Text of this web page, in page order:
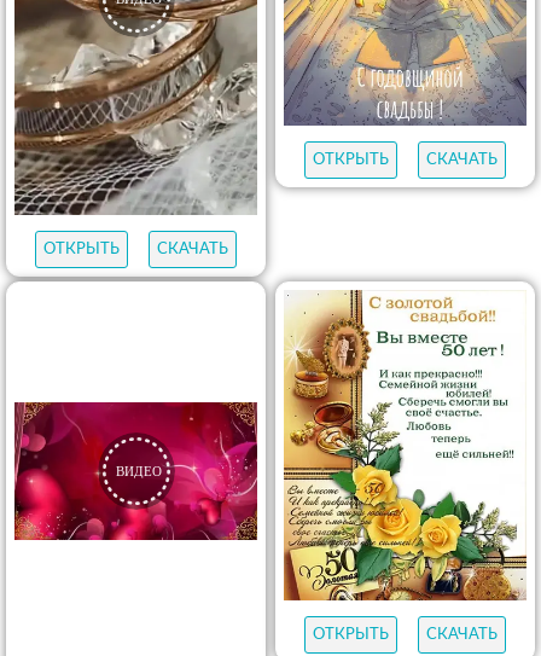
ОТКРЫТЬ СКАЧАТЬ
ОТКРЫТЬ СКАЧАТЬ
ОТКРЫТЬ СКАЧАТЬ